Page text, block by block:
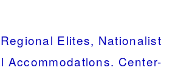
Regional Elites, Nationalist
Accommodations. Center-